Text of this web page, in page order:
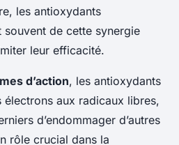
les antioxydants
souvent de cette synergie
leur efficacité.
d’action, les antioxydants
électrons aux radicaux libres,
d’endommager d’autres
rôle crucial dans la